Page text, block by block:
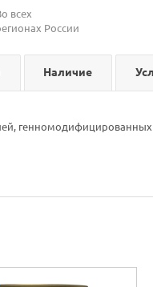
всех
России
Наличие